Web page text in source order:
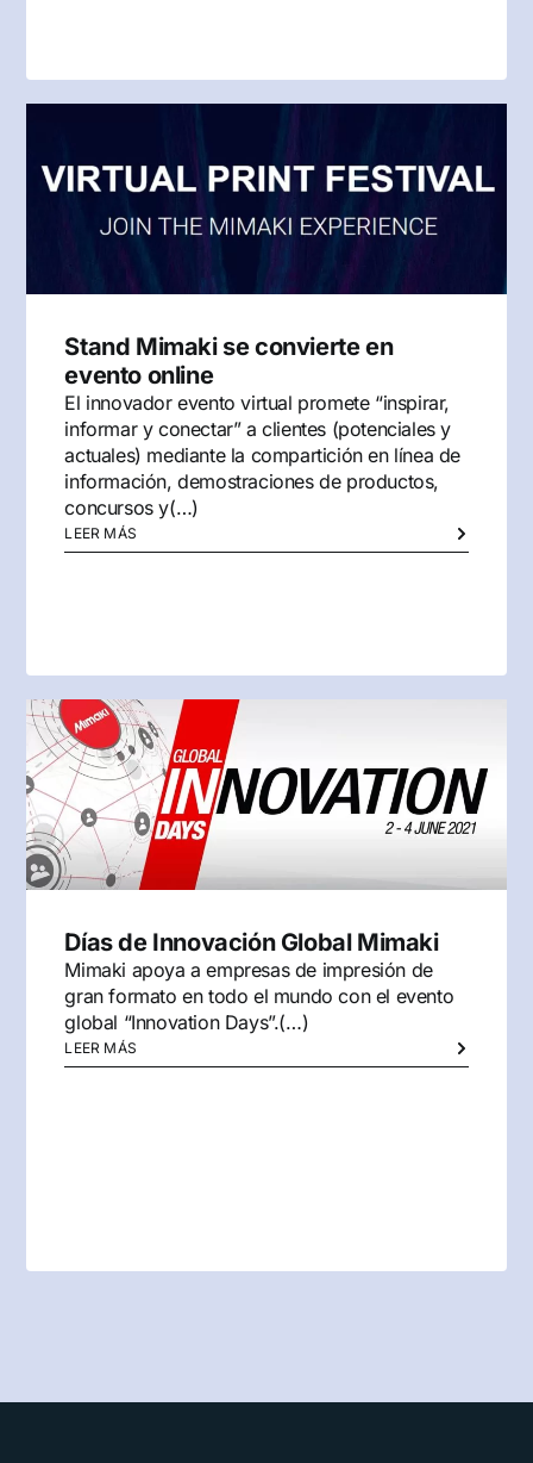
Stand Mimaki se convierte en
evento online
El innovador evento virtual promete “inspirar,
informar y conectar” a clientes (potenciales y
actuales) mediante la compartición en línea de
información, demostraciones de productos,
concursos y(…)
LEER MÁS
Días de Innovación Global Mimaki
Mimaki apoya a empresas de impresión de
gran formato en todo el mundo con el evento
global “Innovation Days”.(…)
LEER MÁS